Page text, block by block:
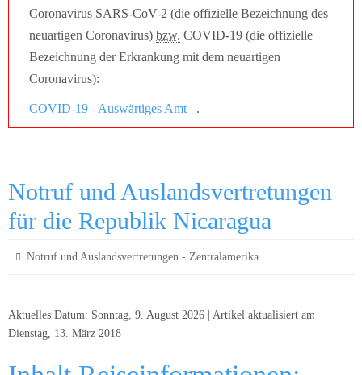
Coronavirus SARS-CoV-2 (die offizielle Bezeichnung des
neuartigen Coronavirus) bzw. COVID-19 (die offizielle
Bezeichnung der Erkrankung mit dem neuartigen
Coronavirus):
COVID-19 - Auswärtiges Amt .
Notruf und Auslandsvertretungen
für die Republik Nicaragua
Notruf und Auslandsvertretungen - Zentralamerika
Aktuelles Datum: Sonntag, 9. August 2026 | Artikel aktualisiert am
Dienstag, 13. März 2018